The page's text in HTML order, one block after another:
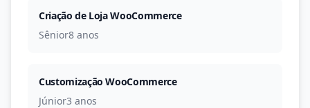
Criação de Loja WooCommerce
Sênior8 anos
Customização WooCommerce
Júnior3 anos